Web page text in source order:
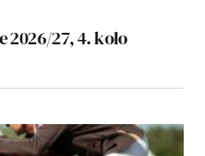
2026/27, 4. kolo